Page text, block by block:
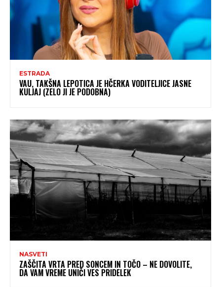
ESTRADA
VAU, TAKŠNA LEPOTICA JE HČERKA VODITELJICE JASNE
KULJAJ (ZELO JI JE PODOBNA)
NASVETI
ZAŠČITA VRTA PRED SONCEM IN TOČO – NE DOVOLITE,
DA VAM VREME UNIČI VES PRIDELEK